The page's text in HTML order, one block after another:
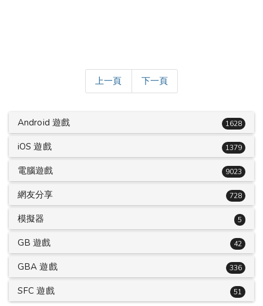
上一頁 下一頁
Android 遊戲 1628
iOS 遊戲 1379
電腦遊戲 9023
網友分享 728
模擬器 5
GB 遊戲 42
GBA 遊戲 336
SFC 遊戲 51